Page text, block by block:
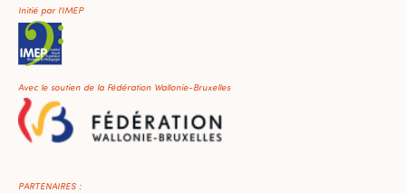
Initié par l'IMEP
Avec le soutien de la Fédération Wallonie-Bruxelles
PARTENAIRES :